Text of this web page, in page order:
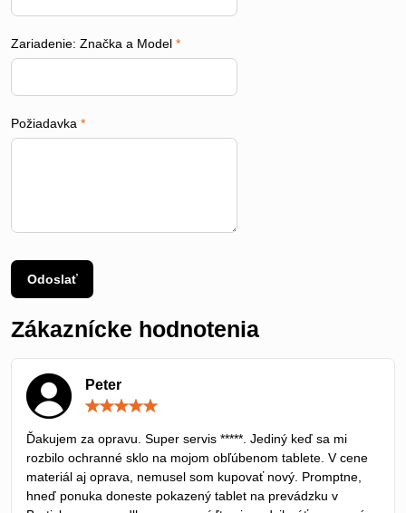
Zariadenie: Značka a Model *
Požiadavka *
Odoslať
Zákaznícke hodnotenia
Peter
5
Ďakujem za opravu. Super servis *****. Jediný keď sa mi
rozbilo ochranné sklo na mojom obľúbenom tablete. V cene
materiál aj oprava, nemusel som kupovať nový. Promptne,
hneď ponuka doneste pokazený tablet na prevádzku v